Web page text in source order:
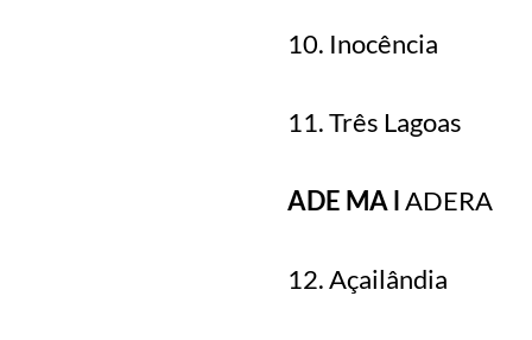
10. Inocência
11. Três Lagoas
ADE MA lADERA
12. Açailândia